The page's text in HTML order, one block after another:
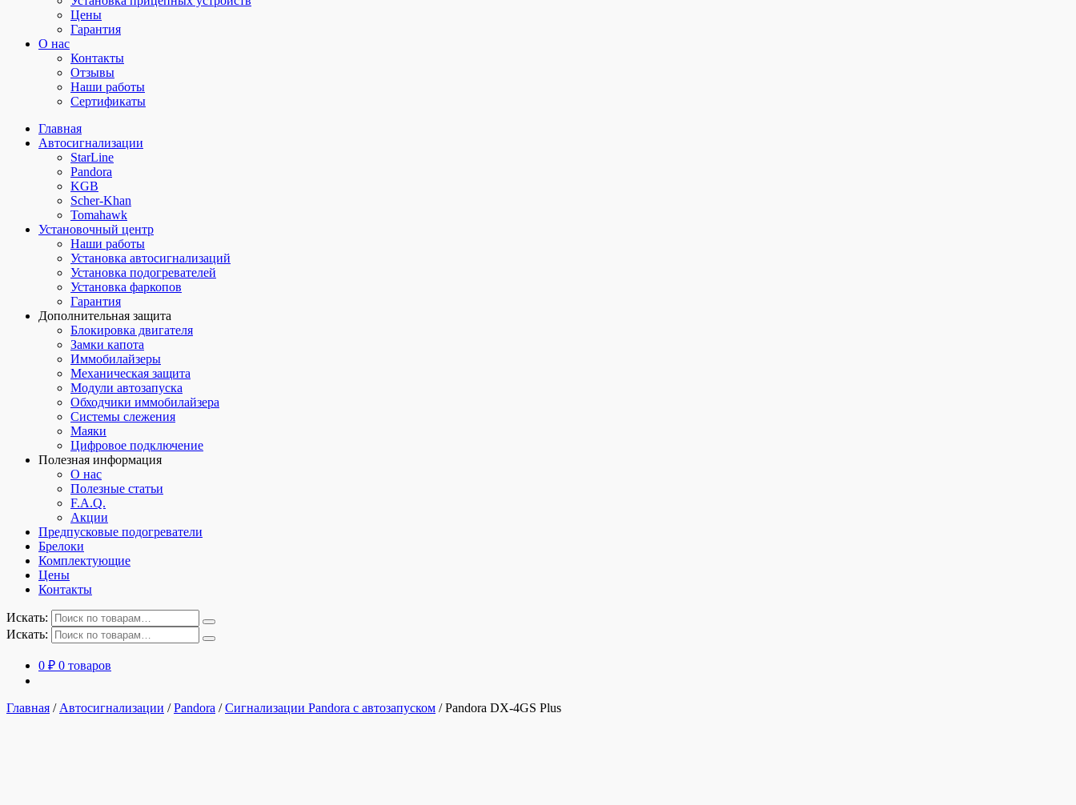
Цены
Гарантия
О нас
Контакты
Отзывы
Наши работы
Сертификаты
Главная
Автосигнализации
StarLine
Pandora
KGB
Scher-Khan
Tomahawk
Установочный центр
Наши работы
Установка автосигнализаций
Установка подогревателей
Установка фаркопов
Гарантия
Дополнительная защита
Блокировка двигателя
Замки капота
Иммобилайзеры
Механическая защита
Модули автозапуска
Обходчики иммобилайзера
Системы слежения
Маяки
Цифровое подключение
Полезная информация
О нас
Полезные статьи
F.A.Q.
Акции
Предпусковые подогреватели
Брелоки
Комплектующие
Цены
Контакты
Искать:
Искать:
0 ₽ 0 товаров
Главная / Автосигнализации /Pandora /Сигнализации Pandora с автозапуском /Pandora DX-4GS Plus